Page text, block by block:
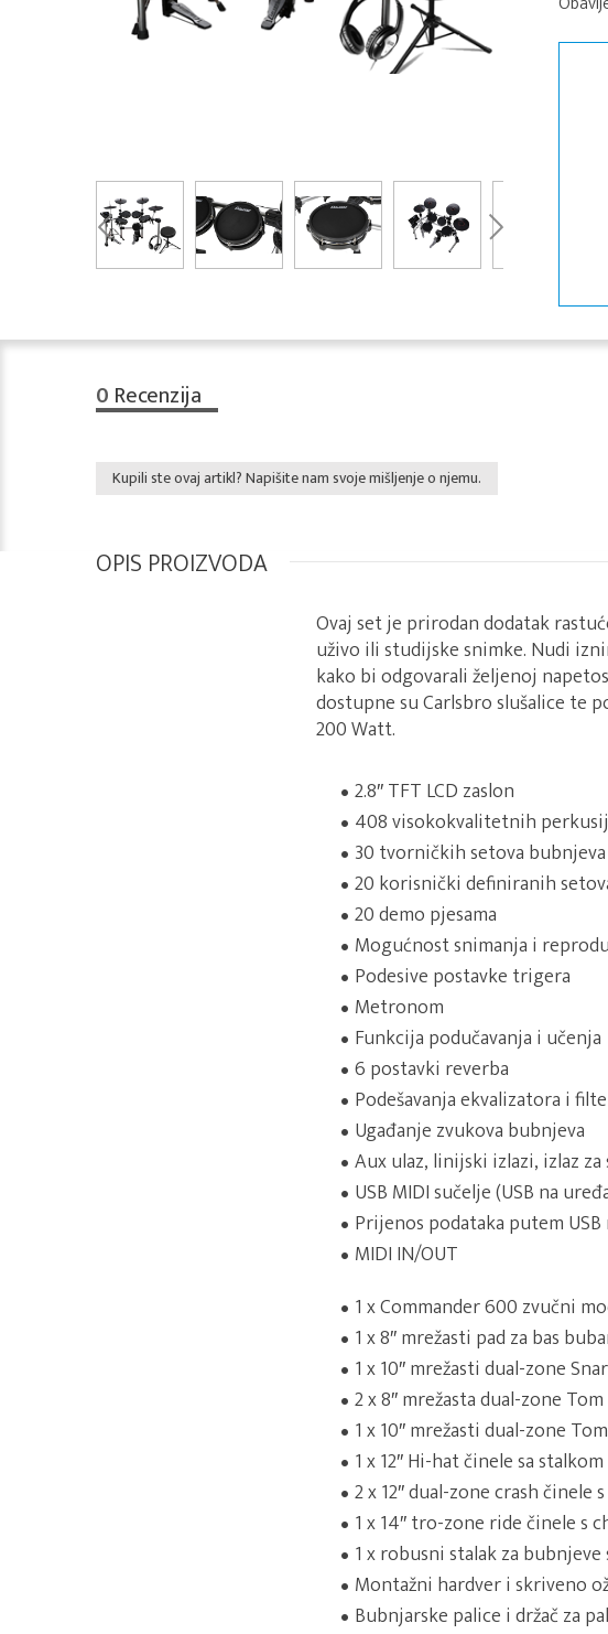
0 Recenzija
Kupili ste ovaj artikl? Napišite nam svoje mišljenje o njemu.
OPIS PROIZVODA
Ovaj set je prirodan dodatak
uživo ili studijske snimke. Nudi
kako bi odgovarali željenoj
dostupne su Carlsbro slušalice te
200 Watt.
2.8″ TFT LCD zaslon
408 visokokvalitetnih
30 tvorničkih setova bubnjeva
20 korisnički definiranih
20 demo pjesama
Mogućnost snimanja i
Podesive postavke trigera
Metronom
Funkcija podučavanja i učenja
6 postavki reverba
Podešavanja ekvalizatora i
Ugađanje zvukova bubnjeva
Aux ulaz, linijski izlazi, izlaz za
USB MIDI sučelje (USB na
Prijenos podataka putem
MIDI IN/OUT
1 x Commander 600 zvučni
1 x 8″ mrežasti pad za bas
1 x 10″ mrežasti dual-zone
2 x 8″ mrežasta dual-zone
1 x 10″ mrežasti dual-zone
1 x 12″ Hi-hat činele sa
2 x 12″ dual-zone crash
1 x 14″ tro-zone ride činele s
1 x robusni stalak za
Montažni hardver i skriveno
Bubnjarske palice i držač za